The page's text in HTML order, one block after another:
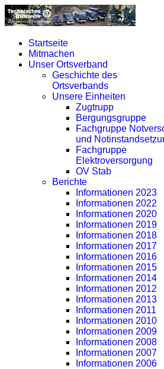
Startseite
Mitmachen
Unser Ortsverband
Geschichte des
Ortsverbands
Unsere Einheiten
Zugtrupp
Bergungsgruppe
Fachgruppe
und
Fachgruppe
Elektroversorgung
OV Stab
Berichte
Informationen 2023
Informationen 2022
Informationen 2020
Informationen 2019
Informationen 2018
Informationen 2017
Informationen 2016
Informationen 2015
Informationen 2014
Informationen 2012
Informationen 2013
Informationen 2011
Informationen 2010
Informationen 2009
Informationen 2008
Informationen 2007
Informationen 2006